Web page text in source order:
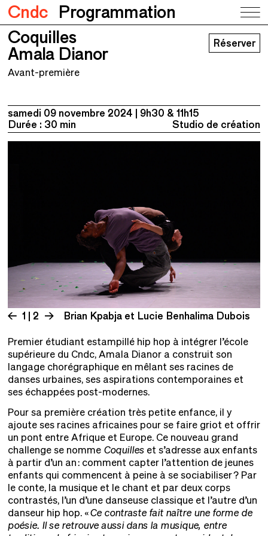
Cndc Programmation
Coquilles
Amala Dianor
Coquilles
Amala Dianor
Réserver
Avant-première
samedi 09 novembre 2024
9h30 & 11h15
Durée : 30 min
Studio de création
1 | 2
Brian Kpabja et Lucie Benhalima Dubois
Premier étudiant estampillé hip hop à intégrer l’école
supérieure du Cndc, Amala Dianor a construit son
langage chorégraphique en mêlant ses racines de
danses urbaines, ses aspirations contemporaines et
ses échappées post-modernes.
Pour sa première création très petite enfance, il y
ajoute ses racines africaines pour se faire griot et offrir
un pont entre Afrique et Europe. Ce nouveau grand
challenge se nomme Coquilleset s’adresse aux enfants
à partir d’un an : comment capter l’attention de jeunes
enfants qui commencent à peine à se sociabiliser ? Par
le conte, la musique et le chant et par deux corps
contrastés, l’un d’une danseuse classique et l’autre d’un
danseur hip hop. «Ce contraste fait naître une forme de
poésie. Il se retrouve aussi dans la musique, entre